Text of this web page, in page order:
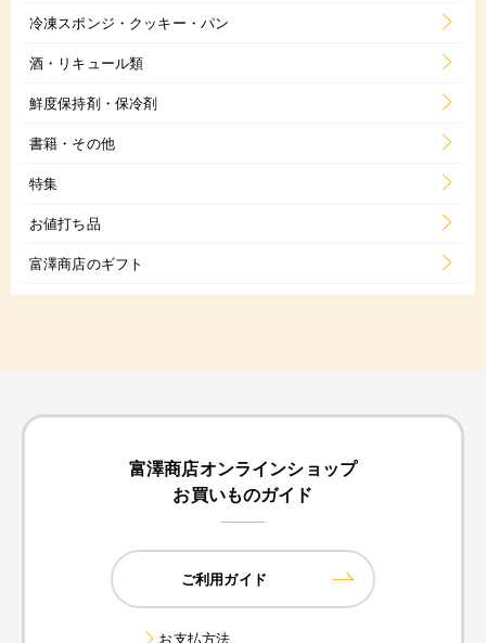
冷凍スポンジ・クッキー・パン
酒・リキュール類
鮮度保持剤・保冷剤
書籍・その他
特集
お値打ち品
富澤商店のギフト
富澤商店オンラインショップ
お買いものガイド
ご利用ガイド
お支払方法